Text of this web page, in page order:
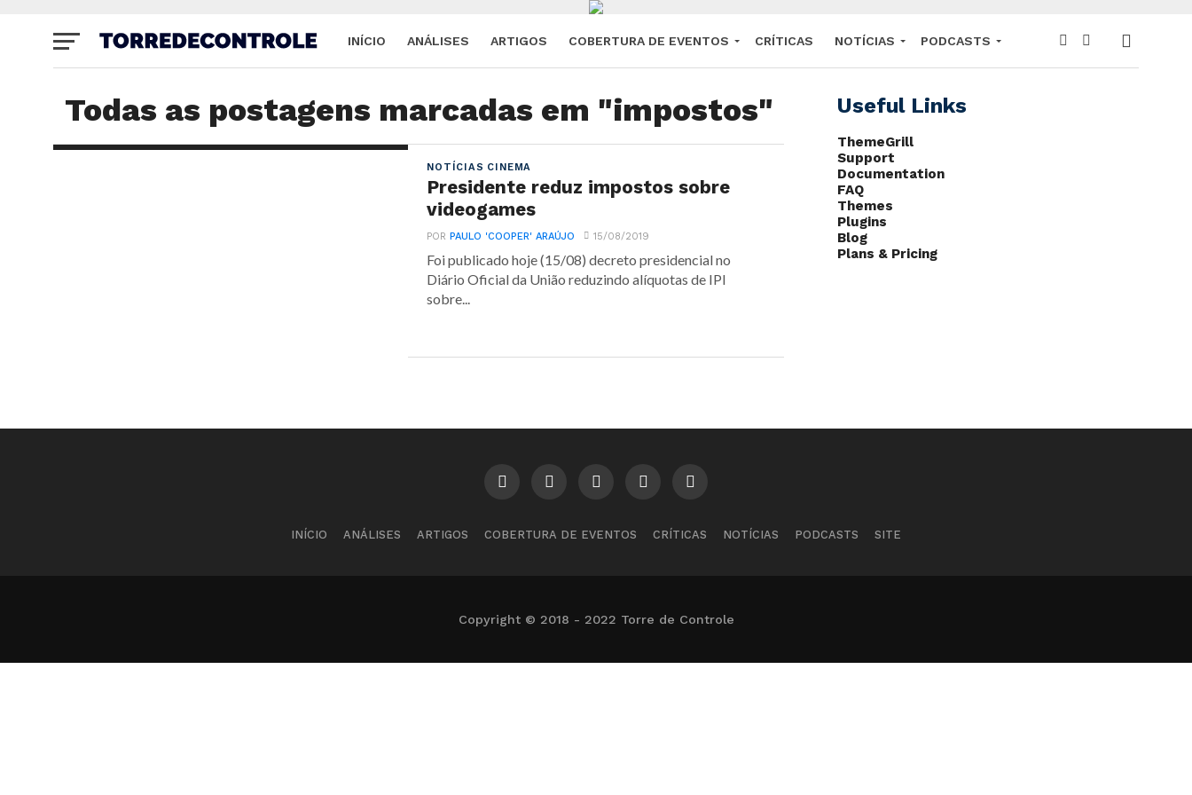
INÍCIO ANÁLISES ARTIGOS COBERTURA DE EVENTOS CRÍTICAS NOTÍCIAS PODCASTS
Todas as postagens marcadas em "impostos"
NOTÍCIAS CINEMA
Presidente reduz impostos sobre
videogames
PORPAULO 'COOPER' ARAÚJO 15/08/2019
Foi publicado hoje (15/08) decreto presidencial no
Diário Oficial da União reduzindo alíquotas de IPI
sobre...
Useful Links
ThemeGrill
Support
Documentation
FAQ
Themes
Plugins
Blog
Plans & Pricing
INÍCIO ANÁLISES ARTIGOS COBERTURA DE EVENTOS CRÍTICAS NOTÍCIAS PODCASTS SITE
Copyright © 2018 - 2022 Torre de Controle